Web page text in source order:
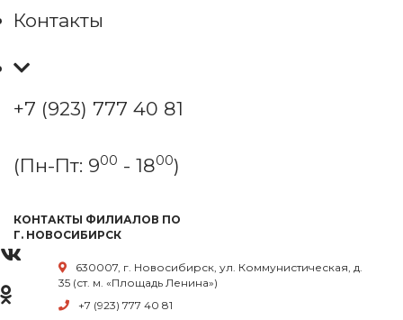
Контакты
+7 (923) 777 40 81
(Пн-Пт: 900 - 1800)
КОНТАКТЫ ФИЛИАЛОВ ПО
Г. НОВОСИБИРСК
630007, г. Новосибирск, ул. Коммунистическая, д.
35 (ст. м. «Площадь Ленина»)
+7 (923) 777 40 81